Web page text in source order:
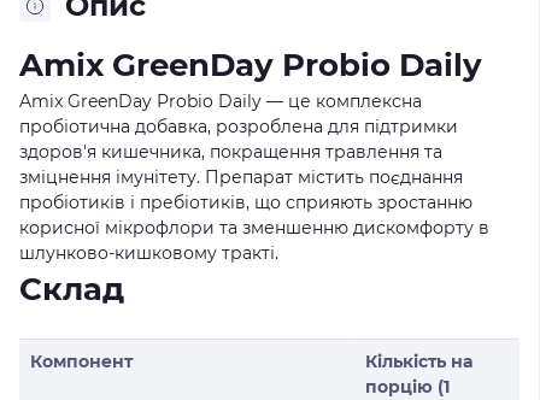
Amix GreenDay Probio Daily
Amix GreenDay Probio Daily — це комплексна
пробіотична добавка, розроблена для підтримки
здоров'я кишечника, покращення травлення та
зміцнення імунітету. Препарат містить поєднання
пробіотиків і пребіотиків, що сприяють зростанню
корисної мікрофлори та зменшенню дискомфорту в
шлунково-кишковому тракті.
Склад
Компонент
Кількість на
порцію (1